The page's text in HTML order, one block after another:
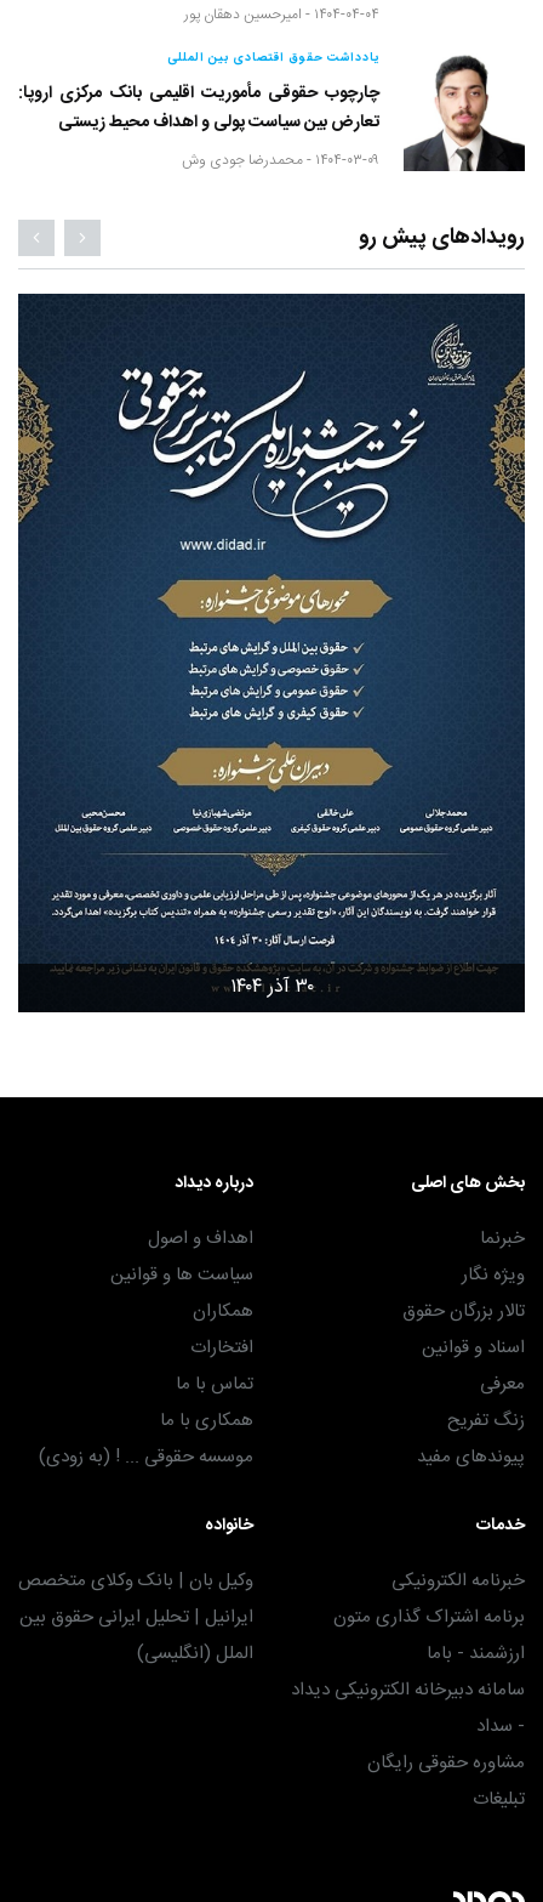
۱۴۰۴-۰۴-۰۴ - امیرحسین دهقان پور
یادداشت حقوق اقتصادی بین المللی
چارچوب حقوقی مأموریت اقلیمی بانک مرکزی اروپا:
تعارض بین سیاست پولی و اهداف محیط زیستی
۱۴۰۴-۰۳-۰۹ - محمدرضا جودی وش
رویدادهای پیش رو
۳۰ آذر ۱۴۰۴
بخش های اصلی
خبرنما
ویژه نگار
تالار بزرگان حقوق
اسناد و قوانین
معرفی
زنگ تفریح
پیوندهای مفید
درباره دیداد
اهداف و اصول
سیاست ها و قوانین
همکاران
افتخارات
تماس با ما
همکاری با ما
موسسه حقوقی ... ! (به زودی)
خدمات
خبرنامه الکترونیکی
برنامه اشتراک گذاری متون
ارزشمند - باما
سامانه دبیرخانه الکترونیکی دیداد
- سداد
مشاوره حقوقی رایگان
تبلیغات
خانواده
وکیل بان | بانک وکلای متخصص
ایرانیل | تحلیل ایرانی حقوق بین
الملل (انگلیسی)